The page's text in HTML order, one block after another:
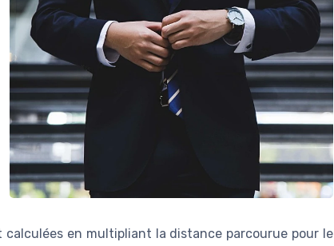
en multipliant la distance parcourue pour le